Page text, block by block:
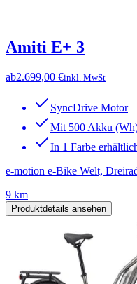
Amiti E+ 3
ab2.699,00 €inkl. MwSt
SyncDrive Motor
Mit 500 Akku
In 1 Farbe
e-motion e-Bike Welt,
9 km
Produktdetails ansehen